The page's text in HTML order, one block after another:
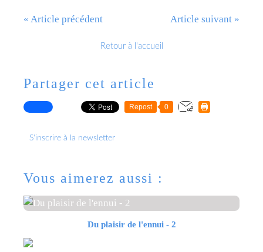
« Article précédent Article suivant »
Retour à l'accueil
Partager cet article
Repost 0
S'inscrire à la newsletter
Vous aimerez aussi :
Du plaisir de l'ennui - 2